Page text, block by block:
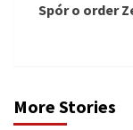
Spór o order
More Stories